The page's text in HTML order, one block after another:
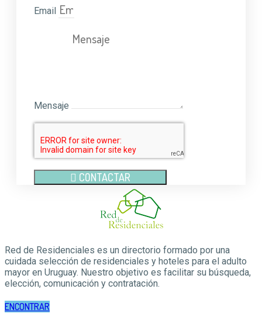
Email
Mensaje
CONTACTAR
Red de Residenciales es un directorio formado por una
cuidada selección de residenciales y hoteles para el adulto
mayor en Uruguay. Nuestro objetivo es facilitar su búsqueda,
elección, comunicación y contratación.
ENCONTRAR